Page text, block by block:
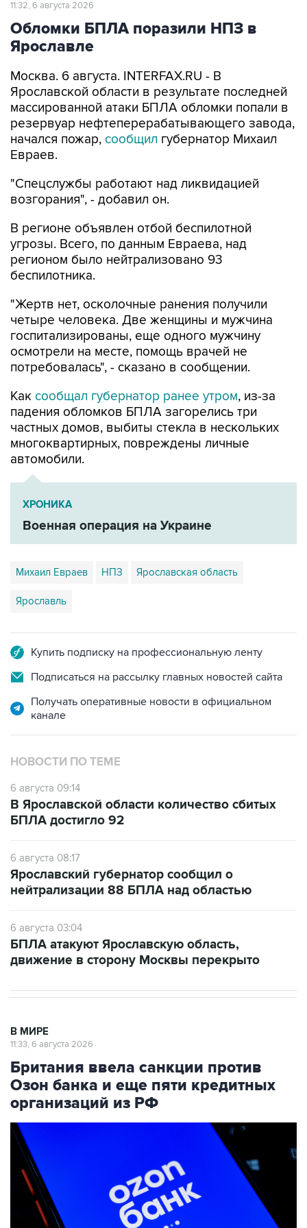
11:32, 6 августа 2026
Обломки БПЛА поразили НПЗ в
Ярославле
Москва. 6 августа. INTERFAX.RU - В
Ярославской области в результате последней
массированной атаки БПЛА обломки попали в
резервуар нефтеперерабатывающего завода,
начался пожар, сообщил губернатор Михаил
Евраев.
"Спецслужбы работают над ликвидацией
возгорания", - добавил он.
В регионе объявлен отбой беспилотной
угрозы. Всего, по данным Евраева, над
регионом было нейтрализовано 93
беспилотника.
"Жертв нет, осколочные ранения получили
четыре человека. Две женщины и мужчина
госпитализированы, еще одного мужчину
осмотрели на месте, помощь врачей не
потребовалась", - сказано в сообщении.
Как сообщал губернатор ранее утром, из-за
падения обломков БПЛА загорелись три
частных домов, выбиты стекла в нескольких
многоквартирных, повреждены личные
автомобили.
ХРОНИКА
Военная операция на Украине
Михаил Евраев НПЗ Ярославская область
Ярославль
Купить подписку на профессиональную ленту
Подписаться на рассылку главных новостей сайта
Получать оперативные новости в официальном
канале
НОВОСТИ ПО ТЕМЕ
6 августа 09:14
В Ярославской области количество сбитых
БПЛА достигло 92
6 августа 08:17
Ярославский губернатор сообщил о
нейтрализации 88 БПЛА над областью
6 августа 03:04
БПЛА атакуют Ярославскую область,
движение в сторону Москвы перекрыто
В МИРЕ
11:33, 6 августа 2026
Британия ввела санкции против
Озон банка и еще пяти кредитных
организаций из РФ